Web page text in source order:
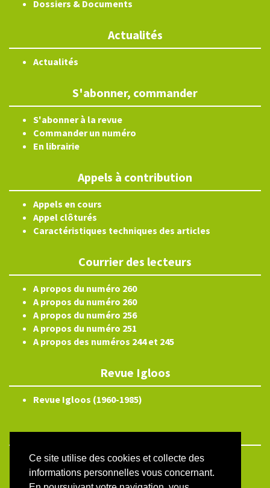
Ce site utilise des cookies et collecte des
informations personnelles vous concernant.
Dossiers & Documents
Actualités
Actualités
S'abonner, commander
S'abonner à la revue
Commander un numéro
En librairie
Appels à contribution
Appels en cours
Appel clôturés
Caractéristiques techniques des articles
Courrier des lecteurs
A propos du numéro 260
A propos du numéro 260
A propos du numéro 256
A propos du numéro 251
A propos des numéros 244 et 245
Revue Igloos
Revue Igloos (1960-1985)
ISSN électronique 2804-3359
Plan du site